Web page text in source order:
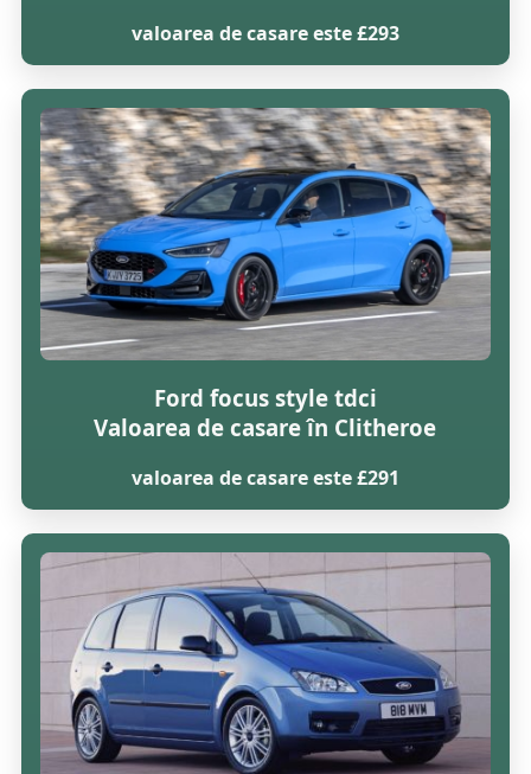
valoarea de casare este £293
Ford focus style tdci
Valoarea de casare în Clitheroe
valoarea de casare este £291